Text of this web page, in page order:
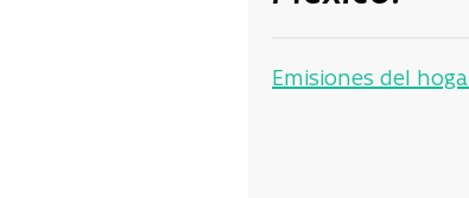
Emisiones del